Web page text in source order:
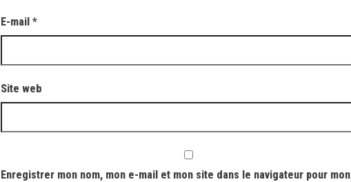
E-mail*
Site web
Enregistrer mon nom, mon e-mail et mon site dans le navigateur pour mon